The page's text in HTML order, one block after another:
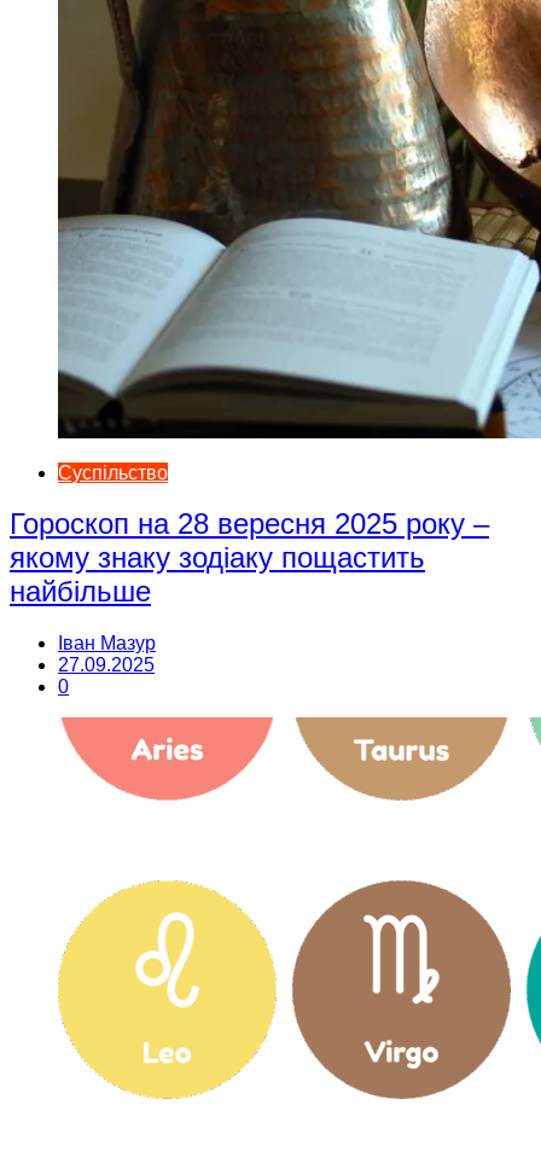
Суспільство
Гороскоп на 28 вересня 2025 року –
якому знаку зодіаку пощастить
найбільше
Іван Мазур
27.09.2025
0